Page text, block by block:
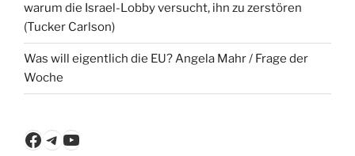
warum die Israel-Lobby versucht, ihn zu zerstören
(Tucker Carlson)
Was will eigentlich die EU? Angela Mahr / Frage der
Woche
Facebook
Telegram
YouTube